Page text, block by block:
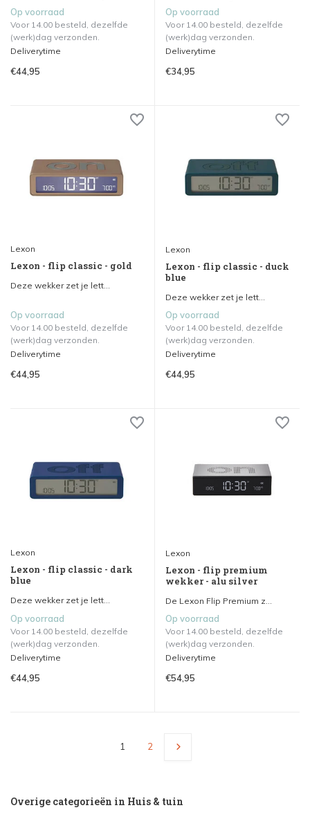
Op voorraad
Voor 14.00 besteld, dezelfde
(werk)dag verzonden.
Deliverytime
€44,95
Op voorraad
Voor 14.00 besteld, dezelfde
(werk)dag verzonden.
Deliverytime
€34,95
Lexon
Lexon - flip classic - gold
Deze wekker zet je lett...
Op voorraad
Voor 14.00 besteld, dezelfde
(werk)dag verzonden.
Deliverytime
€44,95
Lexon
Lexon - flip classic - duck
blue
Deze wekker zet je lett...
Op voorraad
Voor 14.00 besteld, dezelfde
(werk)dag verzonden.
Deliverytime
€44,95
Lexon
Lexon - flip classic - dark
blue
Deze wekker zet je lett...
Op voorraad
Voor 14.00 besteld, dezelfde
(werk)dag verzonden.
Deliverytime
€44,95
Lexon
Lexon - flip premium
wekker - alu silver
De Lexon Flip Premium z...
Op voorraad
Voor 14.00 besteld, dezelfde
(werk)dag verzonden.
Deliverytime
€54,95
1 2
Overige categorieën in Huis & tuin